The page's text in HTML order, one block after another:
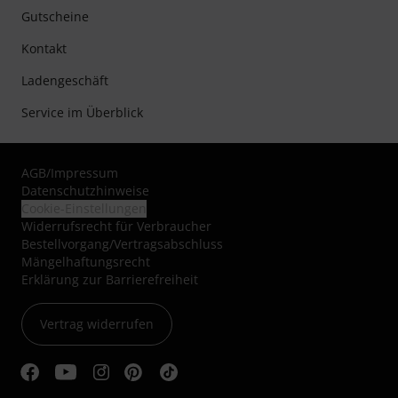
Gutscheine
Kontakt
Ladengeschäft
Service im Überblick
AGB/Impressum
Datenschutzhinweise
Widerrufsrecht für Verbraucher
Bestellvorgang/Vertragsabschluss
Mängelhaftungsrecht
Erklärung zur Barrierefreiheit
Vertrag widerrufen